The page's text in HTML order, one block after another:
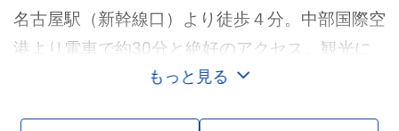
もっと見る
名古屋駅（新幹線口）より徒歩４分。中部国際空
港より電車で約30分と絶好のアクセス。観光に
ビジネスに良い拠点として、ご利用いただけま